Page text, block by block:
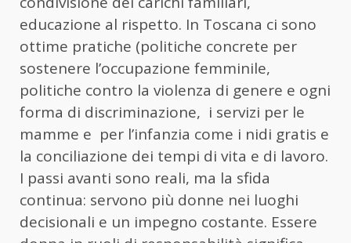
educazione al rispetto. In Toscana ci sono
ottime pratiche (politiche concrete per
sostenere l’occupazione femminile,
politiche contro la violenza di genere e ogni
forma di discriminazione, i servizi per le
mamme e per l’infanzia come i nidi gratis e
la conciliazione dei tempi di vita e di lavoro.
I passi avanti sono reali, ma la sfida
continua: servono più donne nei luoghi
decisionali e un impegno costante. Essere